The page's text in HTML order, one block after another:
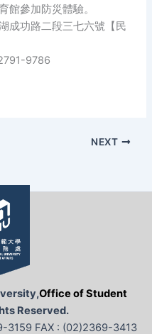
館參加防災體驗。
成功路二段三七六號【民
9786
NEXT
Office of Student
Reserved.
3159 FAX : (02)2369-3413